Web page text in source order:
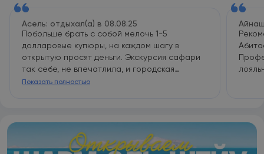
Асель: отдыхал(а) в 08.08.25
Побольше брать с собой мелочь 1-5
долларовые купюры, на каждом шагу в
открытую просят деньги. Экскурсия сафари
так себе, не впечатлила, и городская
экскурсия тоже, магазины в которые они возят
Показать полностью